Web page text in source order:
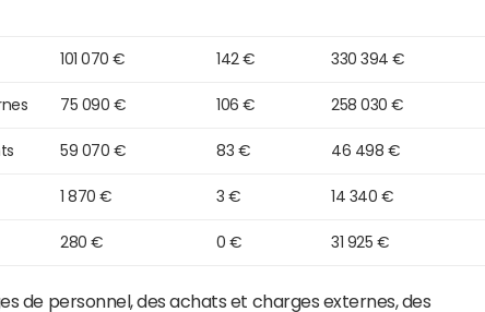
101 070 € 142 € 330 394 €
75 090 € 106 € 258 030 €
59 070 € 83 € 46 498 €
1 870 € 3 € 14 340 €
280 € 0 € 31 925 €
de personnel, des achats et charges externes, des